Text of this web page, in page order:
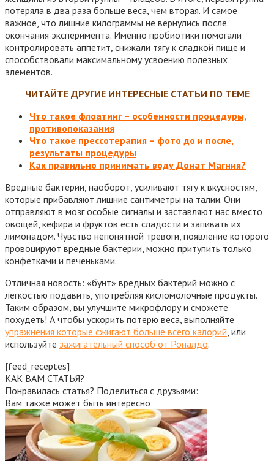
потеряла в два раза больше веса, чем вторая. И самое
важное, что лишние килограммы не вернулись после
окончания эксперимента. Именно пробиотики помогали
контролировать аппетит, снижали тягу к сладкой пище и
способствовали максимальному усвоению полезных
элементов.
ЧИТАЙТЕ ДРУГИЕ ИНТЕРЕСНЫЕ СТАТЬИ ПО ТЕМЕ
Что такое флоатинг – особенности процедуры,
противопоказания
Что такое прессотерапия – фото до и после,
результаты процедуры
Как правильно принимать воду Донат Магния?
Вредные бактерии, наоборот, усиливают тягу к вкусностям,
которые прибавляют лишние сантиметры на талии. Они
отправляют в мозг особые сигналы и заставляют нас вместо
овощей, кефира и фруктов есть сладости и запивать их
лимонадом. Чувство непонятной тревоги, появление которого
провоцируют вредные бактерии, можно притупить только
конфетками и печеньками.
Отличная новость: «бунт» вредных бактерий можно с
легкостью подавить, употребляя кисломолочные продукты.
Таким образом, вы улучшите микрофлору и сможете
похудеть! А чтобы ускорить потерю веса, выполняйте
упражнения которые сжигают больше всего калорий, или
используйте зажигательный способ от Роналдо.
[feed_receptes]
КАК ВАМ СТАТЬЯ?
Понравилась статья? Поделиться с друзьями:
Вам также может быть интересно